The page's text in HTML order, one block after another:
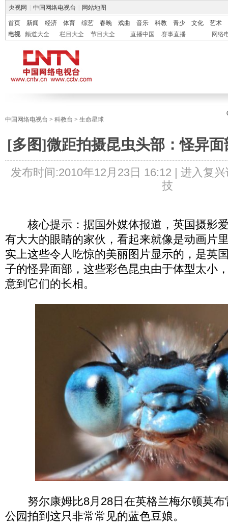
央视网 中国网络电视台 网站地图
首页 新闻 经济 体育 综艺 春晚 戏曲 音乐 科教 青少 文化
艺术
电视
频道大全 栏目大全 节目大全 直播中国 赛事直播 网络
中国网络电视台 > 科教台 > 生命星球
[多图]微距拍摄昆虫头部：怪异
发布时间:2010年12月23日 16:12 | 进入复兴
技
核心提示：据国外媒体报道，英国摄影
有大大的眼睛的家伙，看起来就像是动画片
实上这些令人吃惊的美丽图片显示的，是英
子的怪异面部，这些彩色昆虫由于体型太小
意到它们的长相。
努尔康姆比8月28日在英格兰梅尔顿莫布
公园拍到这只非常常见的蓝色豆娘。